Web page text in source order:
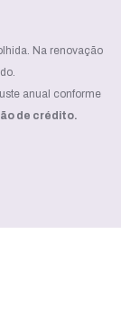
Na renovação
anual conforme
de crédito.